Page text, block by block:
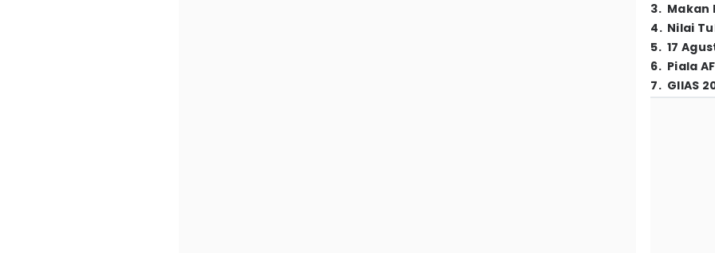
3. Makan
4. Nilai
5. 17
6. Piala
7. GIIAS